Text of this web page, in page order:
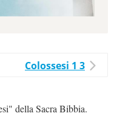
Colossesi 1 3
della Sacra Bibbia.